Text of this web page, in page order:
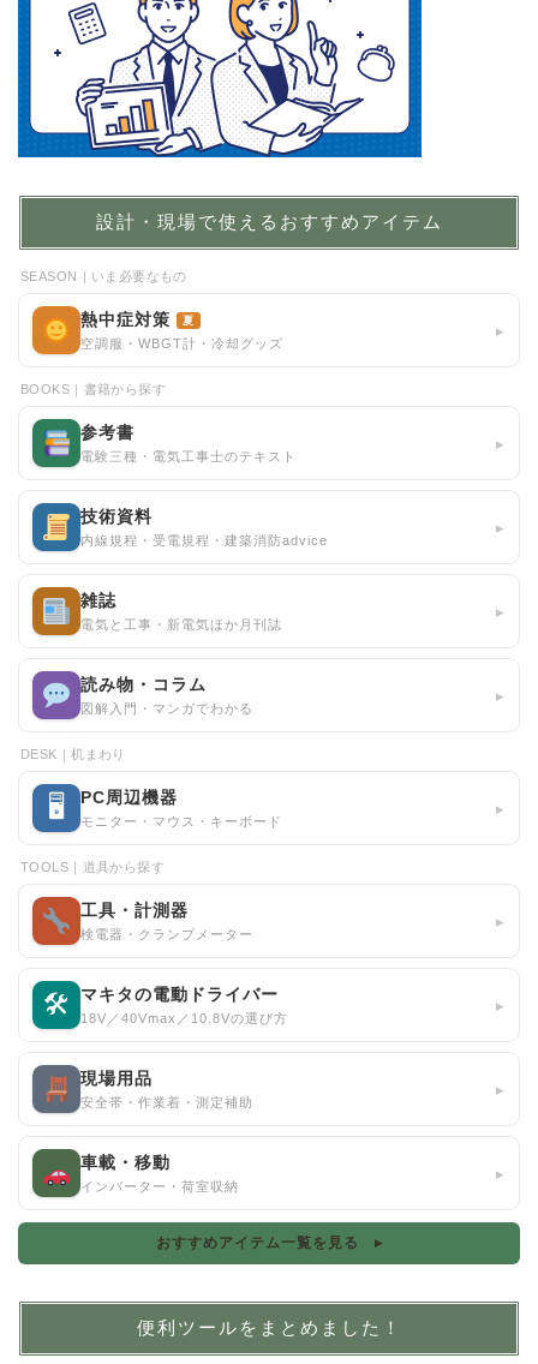
設計・現場で使えるおすすめアイテム
SEASON｜いま必要なもの
熱中症対策 夏
空調服・WBGT計・冷却グッズ
▸
BOOKS｜書籍から探す
参考書
電験三種・電気工事士のテキスト
▸
技術資料
内線規程・受電規程・建築消防advice
▸
雑誌
電気と工事・新電気ほか月刊誌
▸
読み物・コラム
図解入門・マンガでわかる
▸
DESK｜机まわり
🖥 PC周辺機器
モニター・マウス・キーボード
▸
TOOLS｜道具から探す
工具・計測器
検電器・クランプメーター
▸
🛠 マキタの電動ドライバー
18V／40Vmax／10.8Vの選び方
▸
現場用品
安全帯・作業着・測定補助
▸
車載・移動
インバーター・荷室収納
▸
おすすめアイテム一覧を見る ▸
便利ツールをまとめました！